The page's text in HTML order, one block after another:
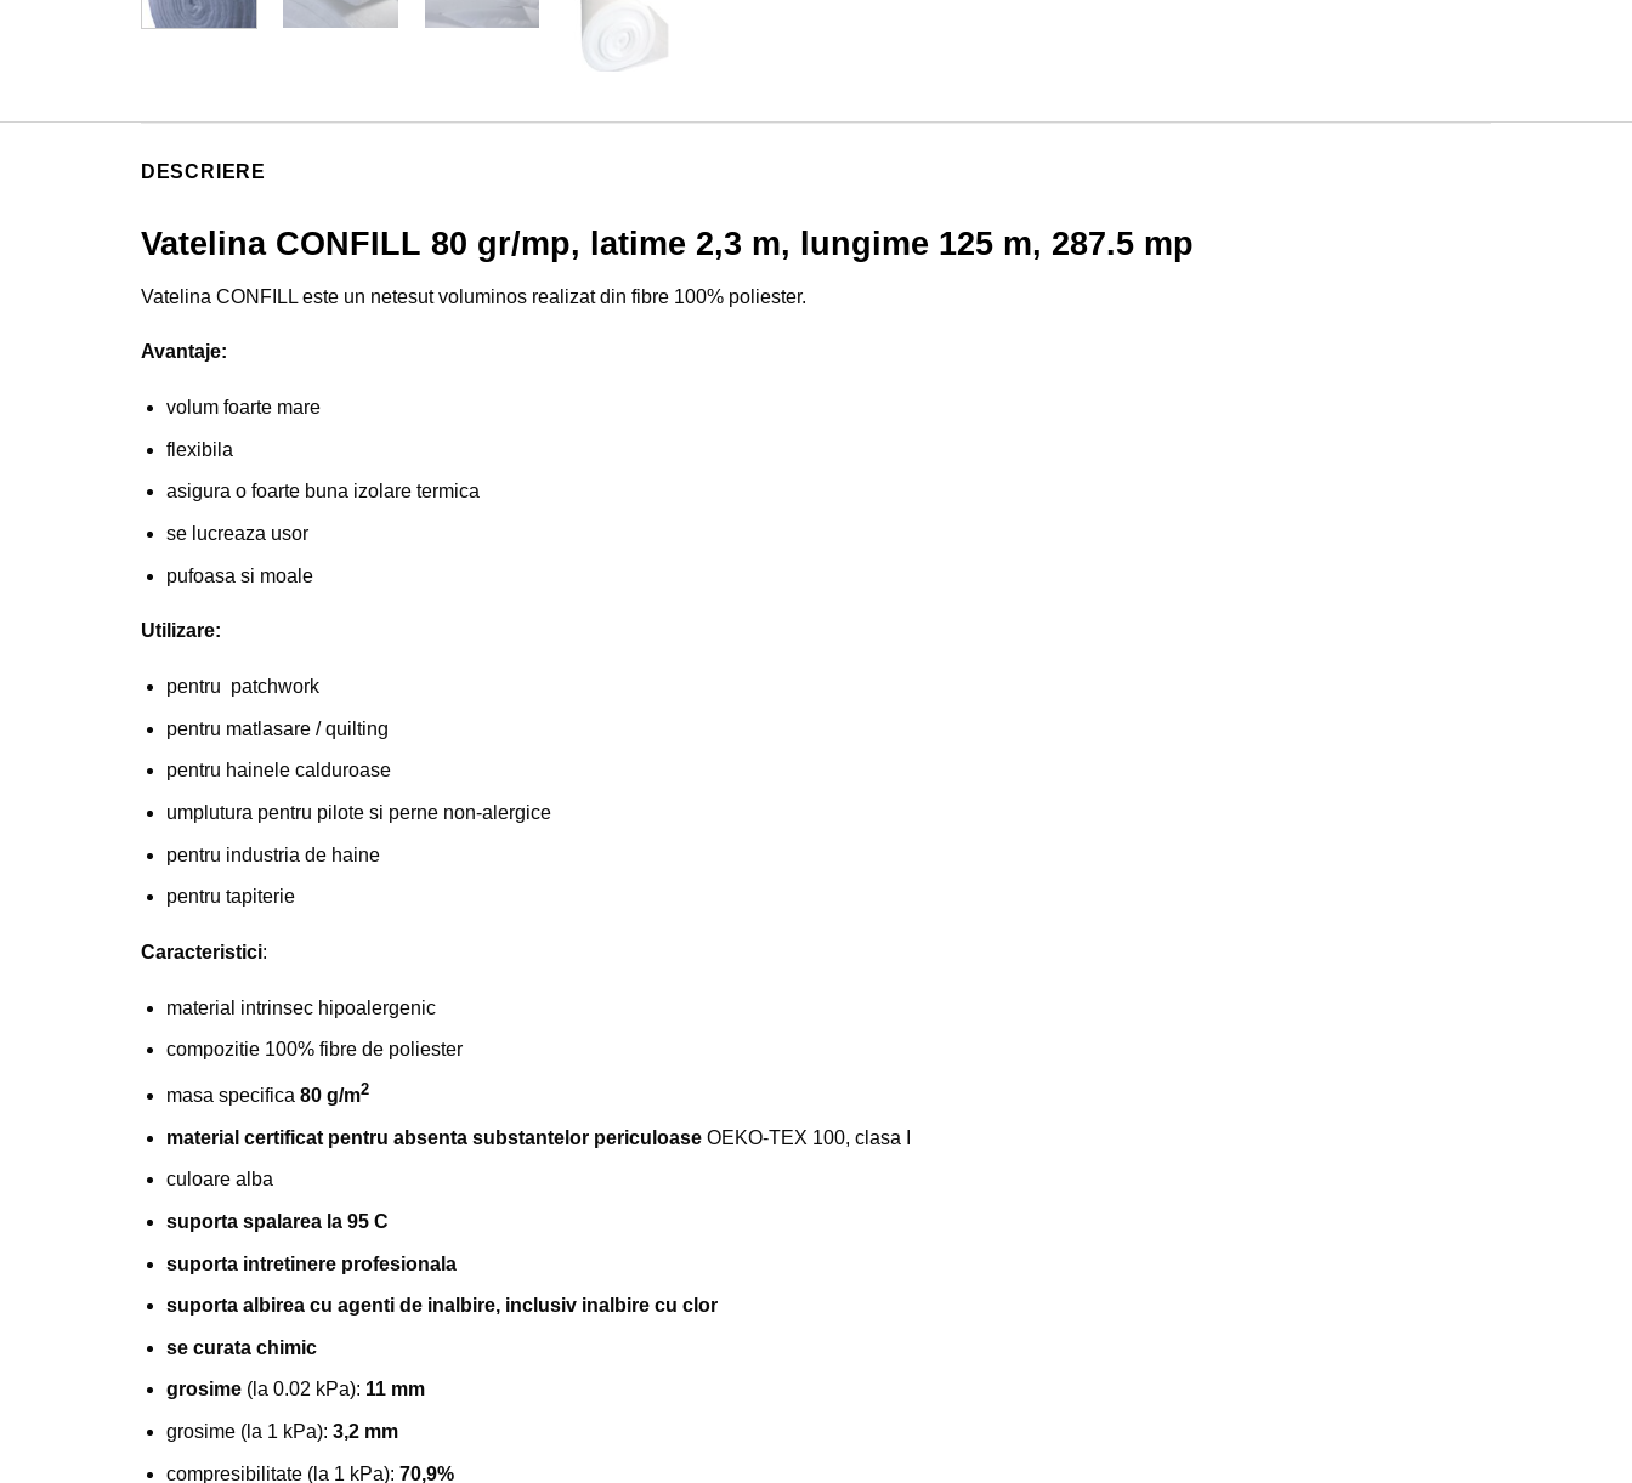
DESCRIERE
Vatelina CONFILL 80 gr/mp, latime 2,3 m, lungime 125 m, 287.5 mp
Vatelina CONFILL este un netesut voluminos realizat din fibre 100% poliester.
Avantaje:
volum foarte mare
flexibila
asigura o foarte buna izolare termica
se lucreaza usor
pufoasa si moale
Utilizare:
pentru patchwork
pentru matlasare / quilting
pentru hainele calduroase
umplutura pentru pilote si perne non-alergice
pentru industria de haine
pentru tapiterie
Caracteristici:
material intrinsec hipoalergenic
compozitie 100% fibre de poliester
masa specifica 80 g/m2
material certificat pentru absenta substantelor periculoaseOEKO-TEX 100, clasa I
culoare alba
suporta spalarea la 95 C
suporta intretinere profesionala
suporta albirea cu agenti de inalbire, inclusiv inalbire cu clor
se curata chimic
grosime(la 0.02 kPa): 11 mm
grosime (la 1 kPa): 3,2 mm
compresibilitate (la 1 kPa): 70,9%